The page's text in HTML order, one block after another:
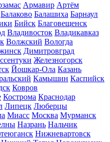
Армавир Артём
Балаково Балашиха Барнаул
Бийск Благовещенск
Владивосток Владикавказ
Волжский Вологда
Димитровград
Железногорск
Йошкар-Ола Казань
Камышин Каспийск
Ковров
Кострома Краснодар
Липецк Люберцы
Миасс Москва Мурманск
Назрань Нальчик
Нижневартовск